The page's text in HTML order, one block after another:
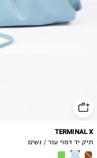
TERMINAL X
תיק יד דמוי עור / נשים